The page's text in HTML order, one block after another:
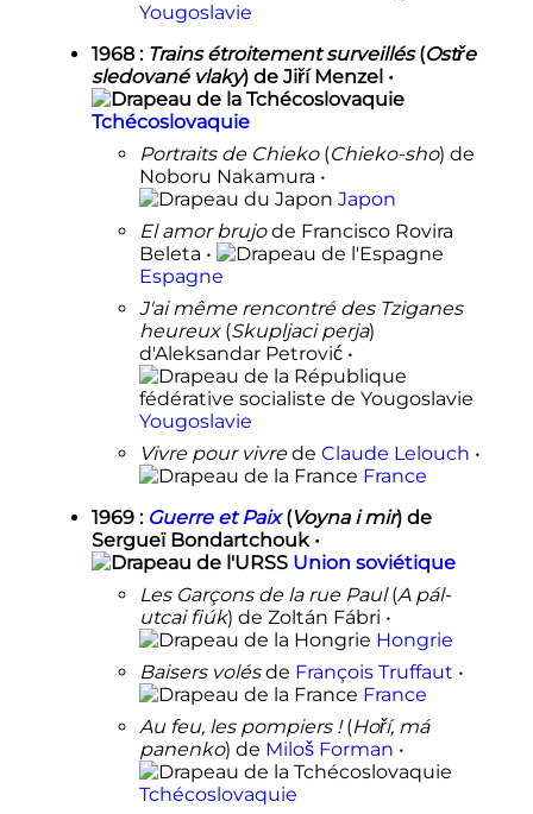
Yougoslavie
1968 : Trains étroitement surveillés(Ostře
sledované vlaky) de Jiří Menzel •
Tchécoslovaquie
Portraits de Chieko(Chieko-sho) de
Noboru Nakamura •
Japon
El amor brujode Francisco Rovira
Beleta •
Espagne
J'ai même rencontré des Tziganes
heureux(Skupljaci perja)
d'Aleksandar Petrović •
Yougoslavie
Vivre pour vivrede Claude Lelouch •
France
1969 : Guerre et Paix(Voyna i mir) de
Sergueï Bondartchouk •
Union soviétique
Les Garçons de la rue Paul(A pál-
utcai fiúk) de Zoltán Fábri •
Hongrie
Baisers volésde François Truffaut •
France
Au feu, les pompiers !(Hoří, má
panenko) de Miloš Forman •
Tchécoslovaquie